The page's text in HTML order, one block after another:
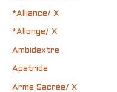
*Alliance/ X
*Allonge/ X
Ambidextre
Apatride
Arme Sacrée/ X